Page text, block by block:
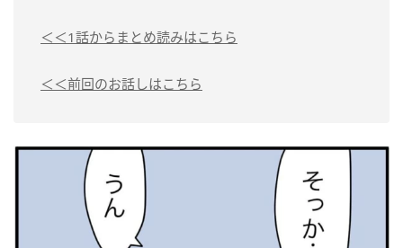
＜＜1話からまとめ読みはこちら
＜＜前回のお話しはこちら